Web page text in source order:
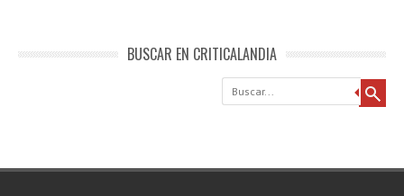
BUSCAR EN CRITICALANDIA
Buscar